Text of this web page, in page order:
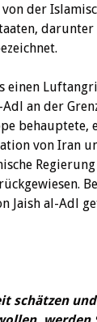
der
darunter
einen
an der
behauptete,
von Iran
Jaish al-Adl
schätzen